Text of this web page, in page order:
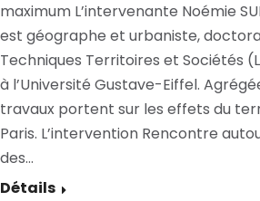
maximum L’intervenante Noémie
est géographe et urbaniste,
Techniques Territoires et Sociétés
à l’Université Gustave-Eiffel.
travaux portent sur les effets du
Paris. L’intervention Rencontre
des…
Détails